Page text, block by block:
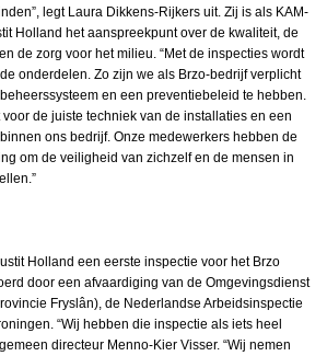
legt Laura Dikkens-Rijkers uit. Zij is als KAM-
Holland het aanspreekpunt over de kwaliteit, de
de zorg voor het milieu. “Met de inspecties wordt
onderdelen. Zo zijn we als Brzo-bedrijf verplicht
en een preventiebeleid te hebben.
de juiste techniek van de installaties en een
ons bedrijf. Onze medewerkers hebben de
om de veiligheid van zichzelf en de mensen in
Holland een eerste inspectie voor het Brzo
door een afvaar­diging van de Omgevingsdienst
Fryslân), de Nederlandse Arbeidsinspectie
“Wij hebben die inspectie als iets heel
directeur Menno-Kier Visser. “Wij nemen